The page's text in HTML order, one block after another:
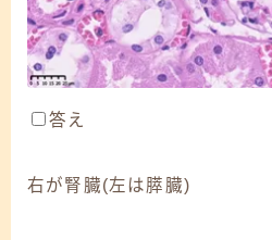
答え
右が腎臓(左は膵臓)